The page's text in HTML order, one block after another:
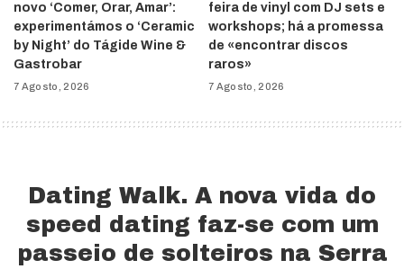
novo ‘Comer, Orar, Amar’:
experimentámos o ‘Ceramic
by Night’ do Tágide Wine &
Gastrobar
7 Agosto, 2026
feira de vinyl com DJ sets e
workshops; há a promessa
de «encontrar discos
raros»
7 Agosto, 2026
Dating Walk. A nova vida do
speed dating faz-se com um
passeio de solteiros na Serra